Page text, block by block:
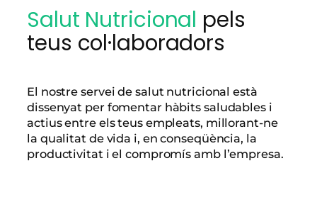
Salut Nutricional pels
teus col·laboradors
El nostre servei de salut nutricional està
dissenyat per fomentar hàbits saludables i
actius entre els teus empleats, millorant-ne
la qualitat de vida i, en conseqüència, la
productivitat i el compromís amb l’empresa.